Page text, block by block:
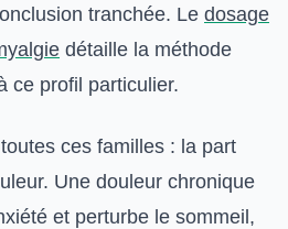
tranchée. Le dosage
détaille la méthode
ce profil particulier.
ces familles : la part
Une douleur chronique
et perturbe le sommeil,